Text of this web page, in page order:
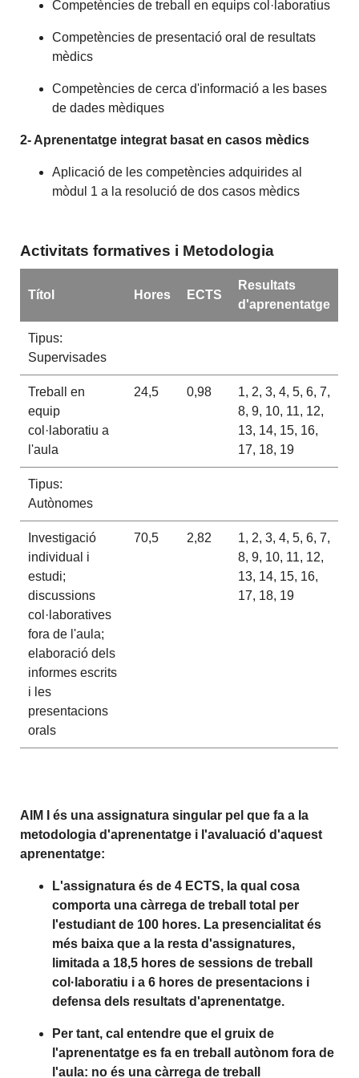
Competències de treball en equips col·laboratius
Competències de presentació oral de resultats
mèdics
Competències de cerca d'informació a les bases
de dades mèdiques
2- Aprenentatge integrat basat en casos mèdics
Aplicació de les competències adquirides al
mòdul 1 a la resolució de dos casos mèdics
Activitats formatives i Metodologia
Títol Hores ECTS
Resultats
d'aprenentatge
Tipus:
Supervisades
Treball en
equip
col·laboratiu a
l'aula
24,5 0,98
1, 2, 3, 4, 5, 6, 7,
8, 9, 10, 11, 12,
13, 14, 15, 16,
17, 18, 19
Tipus:
Autònomes
Investigació
individual i
estudi;
discussions
col·laboratives
fora de l'aula;
elaboració dels
informes escrits
i les
presentacions
orals
70,5 2,82
1, 2, 3, 4, 5, 6, 7,
8, 9, 10, 11, 12,
13, 14, 15, 16,
17, 18, 19
AIM I és una assignatura singular pel que fa a la
metodologia d'aprenentatge i l'avaluació d'aquest
aprenentatge:
L'assignatura és de 4 ECTS, la qual cosa
comporta una càrrega de treball total per
l'estudiant de 100 hores. La presencialitat és
més baixa que a la resta d'assignatures,
limitada a 18,5 hores de sessions de treball
col·laboratiu i a 6 hores de presentacions i
defensa dels resultats d'aprenentatge.
Per tant, cal entendre que el gruix de
l'aprenentatge es fa en treball autònom fora de
l'aula: no és una càrrega de treball